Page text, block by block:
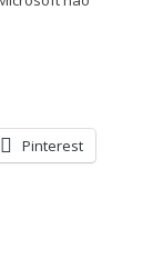
Pinterest